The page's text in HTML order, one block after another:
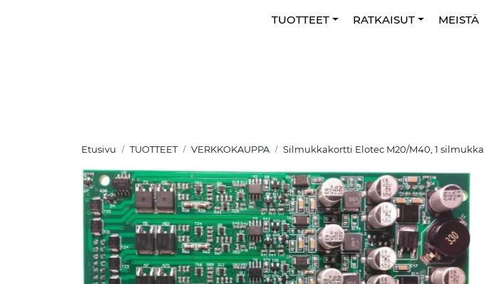
TUOTTEET RATKAISUT MEISTÄ
Etusivu TUOTTEET VERKKOKAUPPA Silmukkakortti Elotec M20/M40, 1 silmukka